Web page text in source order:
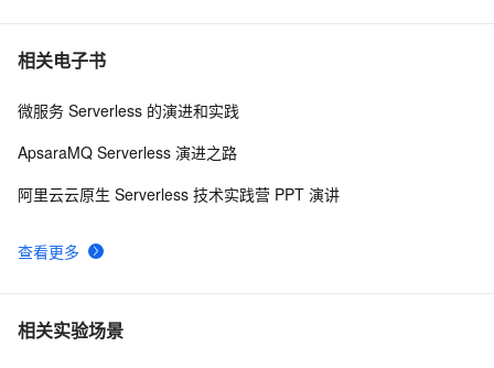
相关电子书
查看更多
微服务 Serverless 的演进和实践
ApsaraMQ Serverless 演进之路
阿里云云原生 Serverless 技术实践营 PPT 演讲
相关实验场景